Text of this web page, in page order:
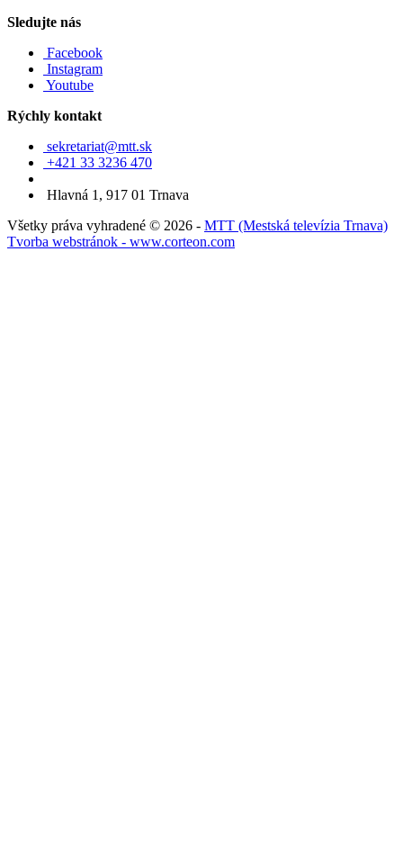
Sledujte nás
Facebook
Instagram
Youtube
Rýchly kontakt
sekretariat@mtt.sk
+421 33 3236 470
Hlavná 1, 917 01 Trnava
Všetky práva vyhradené © 2026 - MTT (Mestská televízia Trnava)
Tvorba webstránok - www.corteon.com